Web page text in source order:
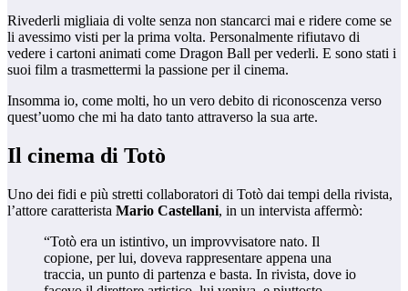
Rivederli migliaia di volte senza non stancarci mai e ridere come se
li avessimo visti per la prima volta. Personalmente rifiutavo di
vedere i cartoni animati come Dragon Ball per vederli. E sono stati i
suoi film a trasmettermi la passione per il cinema.
Insomma io, come molti, ho un vero debito di riconoscenza verso
quest’uomo che mi ha dato tanto attraverso la sua arte.
Il cinema di Totò
Uno dei fidi e più stretti collaboratori di Totò dai tempi della rivista,
l’attore caratterista Mario Castellani, in un intervista affermò:
“Totò era un istintivo, un improvvisatore nato. Il
copione, per lui, doveva rappresentare appena una
traccia, un punto di partenza e basta. In rivista, dove io